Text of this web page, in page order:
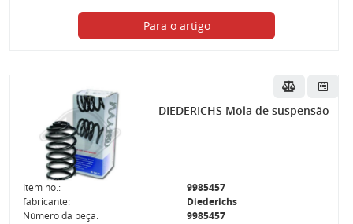
Para o artigo
DIEDERICHS Mola de suspensão
Item no.:
9985457
fabricante:
Diederichs
Número da peça:
9985457